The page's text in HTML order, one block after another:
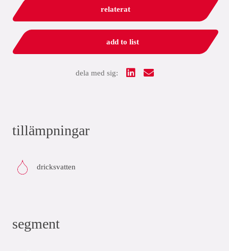
relaterat
add to list
dela med sig:
tillämpningar
dricksvatten
segment